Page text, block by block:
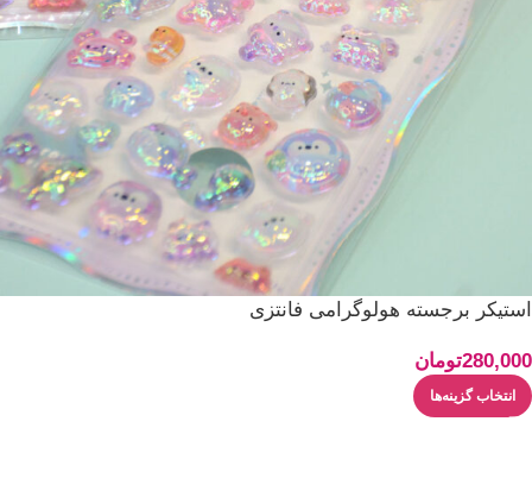
استیکر برجسته هولوگرامی فانتزی
280,000تومان
انتخاب گزینه‌ها